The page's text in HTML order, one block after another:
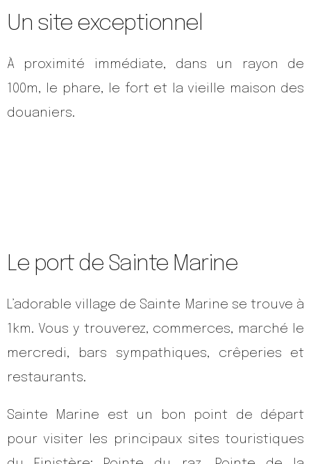
Un site exceptionnel
À proximité immédiate, dans un rayon de
100m, le phare, le fort et la vieille maison des
douaniers.
Le port de Sainte Marine
L’adorable village de Sainte Marine se trouve à
1km. Vous y trouverez, commerces, marché le
mercredi, bars sympathiques, crêperies et
restaurants.
Sainte Marine est un bon point de départ
pour visiter les principaux sites touristiques